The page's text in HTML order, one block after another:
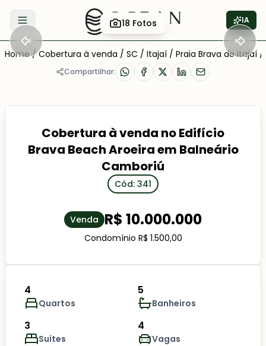
Abrir menu IA
18 Fotos
Home / Cobertura à venda / SC / Itajaí / Praia Brava de Itajaí /
Compartilhar:
Cobertura à venda no Edifício
Brava Beach Aroeira em Balneário
Camboriú
Cód: 341
Venda R$ 10.000.000
Condomínio R$ 1.500,00
4
Quartos
5
Banheiros
3
Suítes
4
Vagas